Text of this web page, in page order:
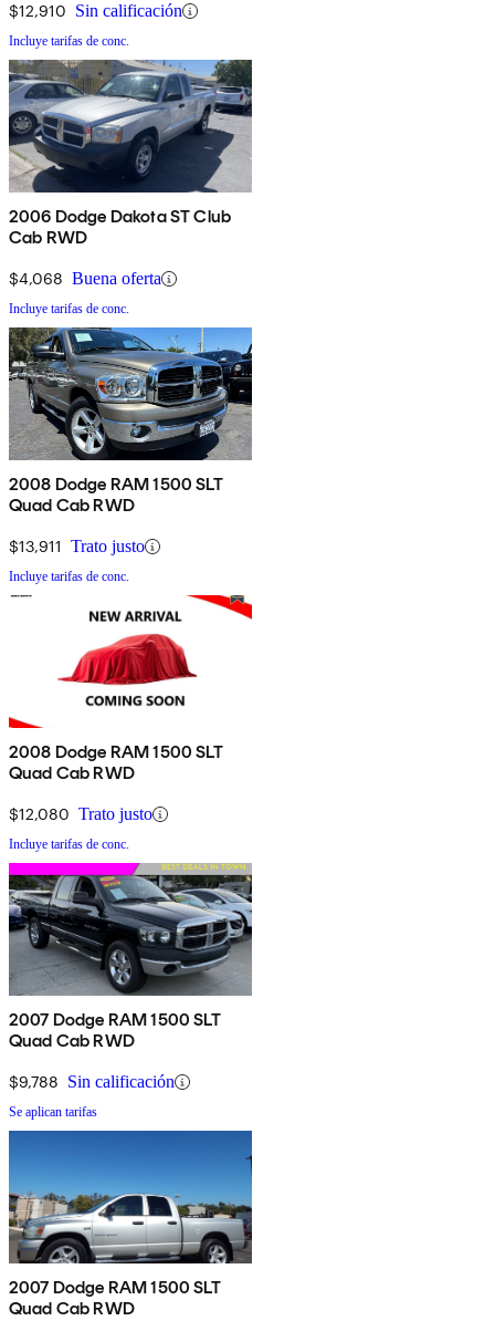
$12,910 Sin calificación
Incluye tarifas de conc.
2006 Dodge Dakota ST Club
Cab RWD
$4,068 Buena oferta
Incluye tarifas de conc.
2008 Dodge RAM 1500 SLT
Quad Cab RWD
$13,911 Trato justo
Incluye tarifas de conc.
2008 Dodge RAM 1500 SLT
Quad Cab RWD
$12,080 Trato justo
Incluye tarifas de conc.
2007 Dodge RAM 1500 SLT
Quad Cab RWD
$9,788 Sin calificación
Se aplican tarifas
2007 Dodge RAM 1500 SLT
Quad Cab RWD